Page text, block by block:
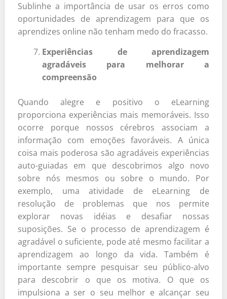
Sublinhe a importância de usar os erros como
oportunidades de aprendizagem para que os
aprendizes online não tenham medo do fracasso.
Experiências de aprendizagem
agradáveis para melhorar a
compreensão
Quando alegre e positivo o eLearning
proporciona experiências mais memoráveis. Isso
ocorre porque nossos cérebros associam a
informação com emoções favoráveis. A única
coisa mais poderosa são agradáveis experiências
auto-guiadas em que descobrimos algo novo
sobre nós mesmos ou sobre o mundo. Por
exemplo, uma atividade de eLearning de
resolução de problemas que nos permite
explorar novas idéias e desafiar nossas
suposições. Se o processo de aprendizagem é
agradável o suficiente, pode até mesmo facilitar a
aprendizagem ao longo da vida. Também é
importante sempre pesquisar seu público-alvo
para descobrir o que os motiva. O que os
impulsiona a ser o seu melhor e alcançar seu